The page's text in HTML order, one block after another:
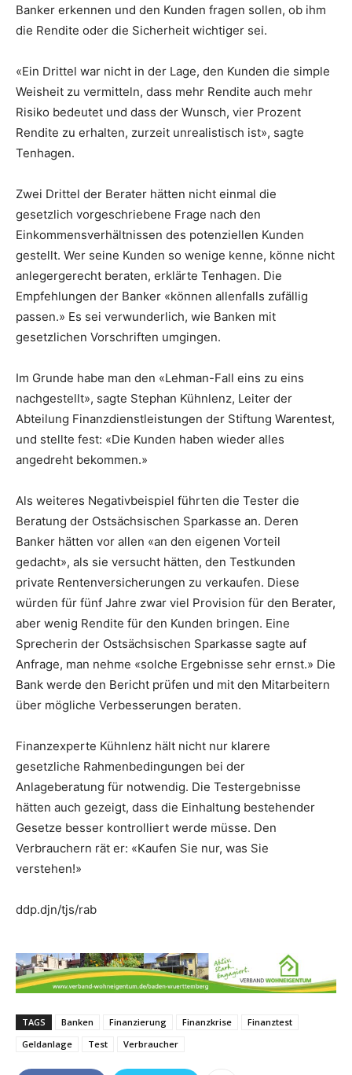
Banker erkennen und den Kunden fragen sollen, ob ihm
die Rendite oder die Sicherheit wichtiger sei.
«Ein Drittel war nicht in der Lage, den Kunden die simple
Weisheit zu vermitteln, dass mehr Rendite auch mehr
Risiko bedeutet und dass der Wunsch, vier Prozent
Rendite zu erhalten, zurzeit unrealistisch ist», sagte
Tenhagen.
Zwei Drittel der Berater hätten nicht einmal die
gesetzlich vorgeschriebene Frage nach den
Einkommensverhältnissen des potenziellen Kunden
gestellt. Wer seine Kunden so wenige kenne, könne nicht
anlegergerecht beraten, erklärte Tenhagen. Die
Empfehlungen der Banker «können allenfalls zufällig
passen.» Es sei verwunderlich, wie Banken mit
gesetzlichen Vorschriften umgingen.
Im Grunde habe man den «Lehman-Fall eins zu eins
nachgestellt», sagte Stephan Kühnlenz, Leiter der
Abteilung Finanzdienstleistungen der Stiftung Warentest,
und stellte fest: «Die Kunden haben wieder alles
angedreht bekommen.»
Als weiteres Negativbeispiel führten die Tester die
Beratung der Ostsächsischen Sparkasse an. Deren
Banker hätten vor allen «an den eigenen Vorteil
gedacht», als sie versucht hätten, den Testkunden
private Rentenversicherungen zu verkaufen. Diese
würden für fünf Jahre zwar viel Provision für den Berater,
aber wenig Rendite für den Kunden bringen. Eine
Sprecherin der Ostsächsischen Sparkasse sagte auf
Anfrage, man nehme «solche Ergebnisse sehr ernst.» Die
Bank werde den Bericht prüfen und mit den Mitarbeitern
über mögliche Verbesserungen beraten.
Finanzexperte Kühnlenz hält nicht nur klarere
gesetzliche Rahmenbedingungen bei der
Anlageberatung für notwendig. Die Testergebnisse
hätten auch gezeigt, dass die Einhaltung bestehender
Gesetze besser kontrolliert werde müsse. Den
Verbrauchern rät er: «Kaufen Sie nur, was Sie
verstehen!»
ddp.djn/tjs/rab
TAGS Banken Finanzierung Finanzkrise
Finanztest
Geldanlage
Test Verbraucher